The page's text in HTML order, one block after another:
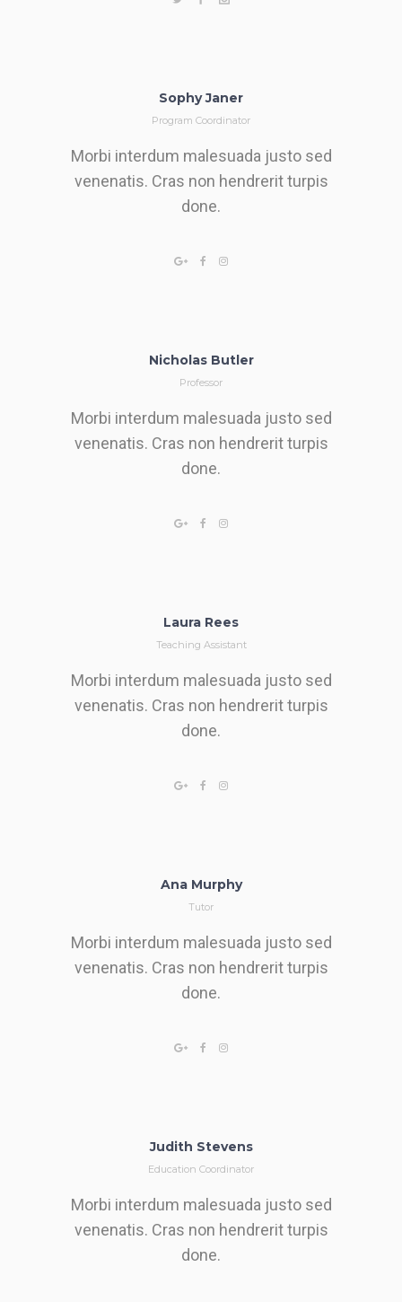
Sophy Janer
Program Coordinator
Morbi interdum malesuada justo sed
venenatis. Cras non hendrerit turpis
done.
Nicholas Butler
Professor
Morbi interdum malesuada justo sed
venenatis. Cras non hendrerit turpis
done.
Laura Rees
Teaching Assistant
Morbi interdum malesuada justo sed
venenatis. Cras non hendrerit turpis
done.
Ana Murphy
Tutor
Morbi interdum malesuada justo sed
venenatis. Cras non hendrerit turpis
done.
Judith Stevens
Education Coordinator
Morbi interdum malesuada justo sed
venenatis. Cras non hendrerit turpis
done.